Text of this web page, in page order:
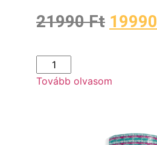
21990Ft 19990
Tovább olvasom